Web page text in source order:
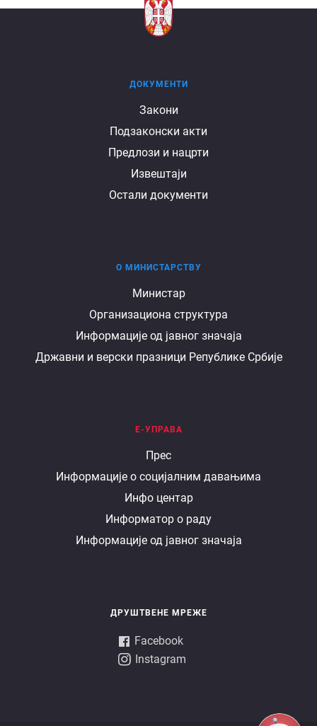
ДОКУМЕНТИ
Закони
Подзаконски акти
Предлози и нацрти
Извештаји
Остали документи
министарству
О МИНИСТАРСТВУ
Министар
Организациона структура
Информације од јавног значаја
Државни и верски празници Републике Србије
Е-УПРАВА
Прес
Информације о социјалним давањима
Инфо центар
Информатор о раду
Информације од јавног значаја
ДРУШТВЕНЕ МРЕЖЕ
Facebook
Instagram